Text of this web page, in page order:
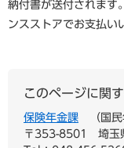
納付書が送付されます
ンスストアでお支払い
このページに関
保険年金課
国
〒353-8501
埼玉